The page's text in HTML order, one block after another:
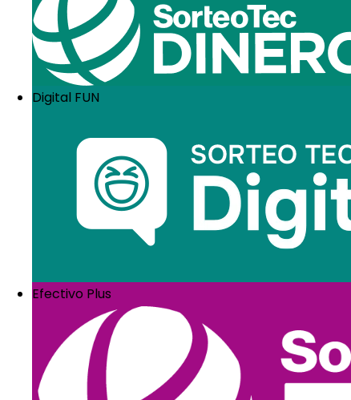
Digital FUN
Efectivo Plus
3. Trabaja con
Muchas veces las limitaciones de los pequeños y
profesionales en distintas áreas básicas.
Ya es hora de que dejes de absorber
puntuales e independientes, o incorporando
Lo importante es que te nutras de visiones
prepararon para hacerlas.
Por otro lado, si ya cuentas con un equipo de
Un aspecto clave para crecer es contar con un
diferentes áreas. No tiene que ser realizado en
existen o incluso, en plataformas como YouTube.
en buena parte, depende de su compromiso y
4. Conoce
La gestión de negocios en esta época no es
elementos externos a la empresa, como los
Como propietario de un negocio, es importante